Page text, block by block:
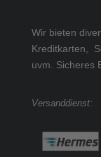
Wir bieten
Kreditkarten,
uvm. Sicheres
Versanddienst: